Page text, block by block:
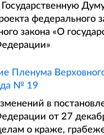
федерального
закона «О
Пленума
№ 19
в
от 27
о краже,